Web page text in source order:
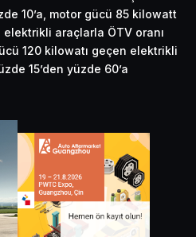
10’a, motor gücü 85 kilowatt
araçlarla ÖTV oranı
120 kilowatı geçen elektrikli
15’den yüzde 60’a